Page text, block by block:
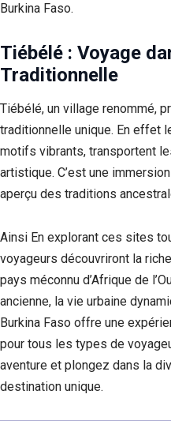
Burkina Faso.
Tiébélé : Voyage
Traditionnelle
Tiébélé, un village renommé,
traditionnelle unique. En effet
motifs vibrants, transportent
artistique. C’est une
aperçu des traditions
Ainsi En explorant ces sites
voyageurs découvriront la
pays méconnu d’Afrique de
ancienne, la vie urbaine
Burkina Faso offre une
pour tous les types de
aventure et plongez dans la
destination unique.